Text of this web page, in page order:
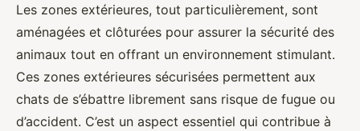
Les zones extérieures, tout particulièrement, sont
aménagées et clôturées pour assurer la sécurité des
animaux tout en offrant un environnement stimulant.
Ces zones extérieures sécurisées permettent aux
chats de s’ébattre librement sans risque de fugue ou
d’accident. C’est un aspect essentiel qui contribue à